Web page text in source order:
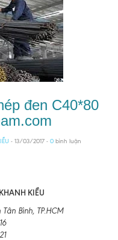
đen C40*80
- 13/03/2017 - 0 bình luận
KIỀU
Bình, TP.HCM